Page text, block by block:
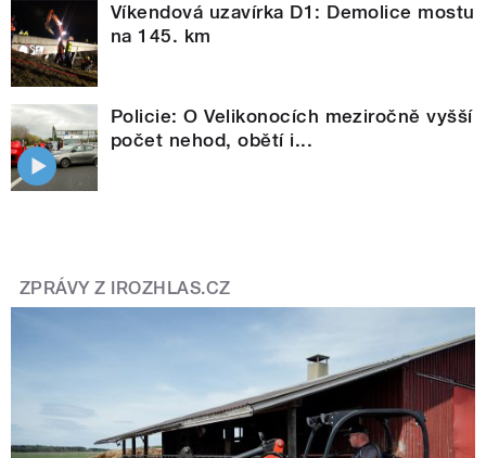
Víkendová uzavírka D1: Demolice mostu
na 145. km
Policie: O Velikonocích meziročně vyšší
počet nehod, obětí i...
ZPRÁVY Z IROZHLAS.CZ